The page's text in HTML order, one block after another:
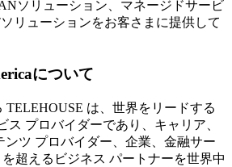
ソリューション、マネージドサービ
リューションをお客さまに提供して
について
は、世界をリードする
ス プロバイダーであり、キャリア、
ンツ プロバイダー、企業、金融サー
を超えるビジネス パートナーを世界中